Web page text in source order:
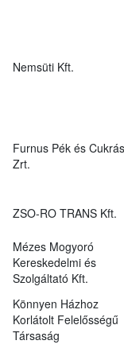
Nemsüti Kft.
Furnus Pék és
Zrt.
ZSO-RO TRANS Kft.
Mézes Mogyoró
Kereskedelmi és
Szolgáltató Kft.
Könnyen Házhoz
Korlátolt Felelősségű
Társaság